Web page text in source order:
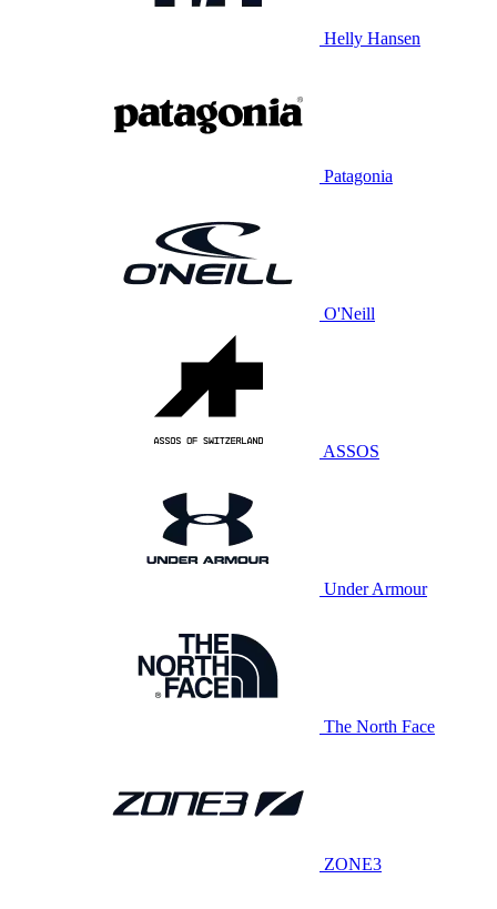
Helly Hansen
Patagonia
O'Neill
ASSOS
Under Armour
The North Face
ZONE3